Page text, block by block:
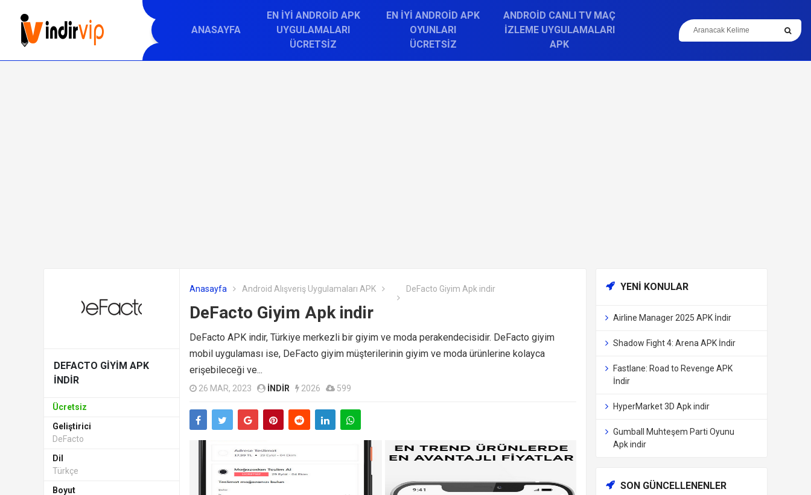
ANASAYFA
EN İYI ANDROID APK
UYGULAMALARI
ÜCRETSIZ
EN İYI ANDROID APK
OYUNLARI
ÜCRETSIZ
ANDROID CANLI TV MAÇ
İZLEME UYGULAMALARI
APK
DEFACTO GIYIM APK
INDIR
Ücretsiz
Geliştirici
DeFacto
Dil
Türkçe
Boyut
Anasayfa Android Alışveriş Uygulamaları APK DeFacto Giyim Apk indir
DeFacto Giyim Apk indir
DeFacto APK indir, Türkiye merkezli bir giyim ve moda perakendecisidir. DeFacto giyim
mobil uygulaması ise, DeFacto giyim müşterilerinin giyim ve moda ürünlerine kolayca
erişebileceği ve...
26 MAR, 2023 INDIR 2026 599
YENI KONULAR
Airline Manager 2025 APK İndir
Shadow Fight 4: Arena APK İndir
Fastlane: Road to Revenge APK
İndir
HyperMarket 3D Apk indir
Gumball Muhteşem Parti Oyunu
Apk indir
SON GÜNCELLENENLER